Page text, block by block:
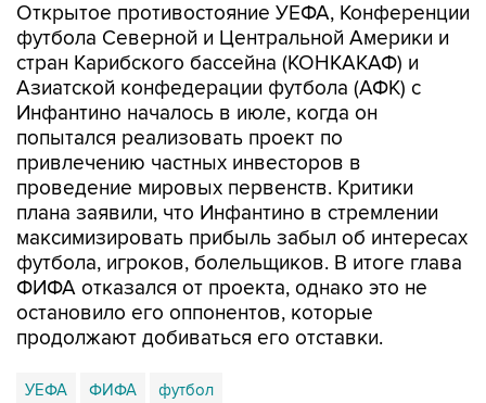
Открытое противостояние УЕФА, Конференции
футбола Северной и Центральной Америки и
стран Карибского бассейна (КОНКАКАФ) и
Азиатской конфедерации футбола (АФК) с
Инфантино началось в июле, когда он
попытался реализовать проект по
привлечению частных инвесторов в
проведение мировых первенств. Критики
плана заявили, что Инфантино в стремлении
максимизировать прибыль забыл об интересах
футбола, игроков, болельщиков. В итоге глава
ФИФА отказался от проекта, однако это не
остановило его оппонентов, которые
продолжают добиваться его отставки.
УЕФА ФИФА футбол